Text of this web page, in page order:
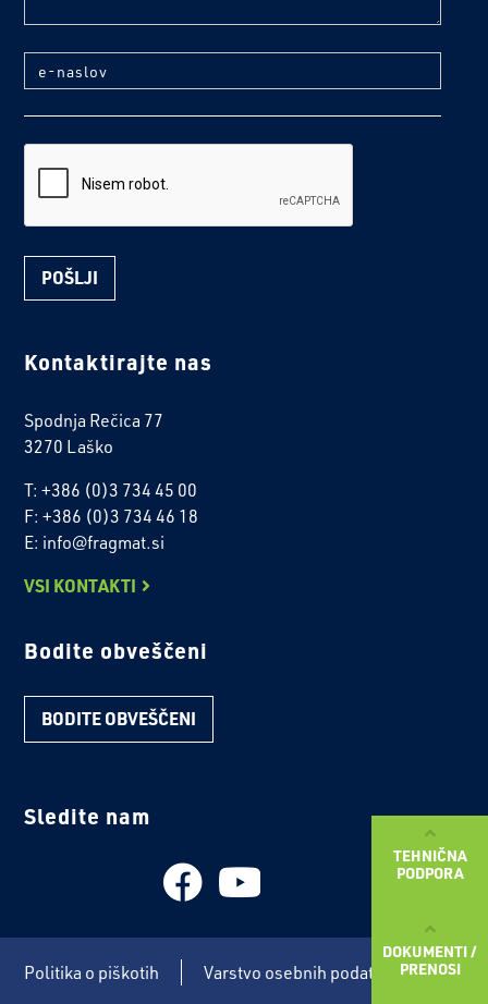
TEHNIČNA
PODPORA
DOKUMENTI /
PRENOSI
e-naslov
Kontaktirajte nas
Spodnja Rečica 77
3270 Laško
T: +386 (0)3 734 45 00
F: +386 (0)3 734 46 18
E: info@fragmat.si
VSI KONTAKTI
Bodite obveščeni
BODITE OBVEŠČENI
Sledite nam
Politika o piškotih Varstvo osebnih podatkov